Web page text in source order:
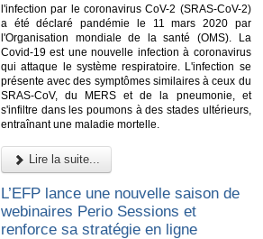
l'infection par le coronavirus CoV-2 (SRAS-CoV-2)
a été déclaré pandémie le 11 mars 2020 par
l'Organisation mondiale de la santé (OMS). La
Covid-19 est une nouvelle infection à coronavirus
qui attaque le système respiratoire. L'infection se
présente avec des symptômes similaires à ceux du
SRAS-CoV, du MERS et de la pneumonie, et
s'infiltre dans les poumons à des stades ultérieurs,
entraînant une maladie mortelle.
Lire la suite...
L’EFP lance une nouvelle saison de
webinaires Perio Sessions et
renforce sa stratégie en ligne